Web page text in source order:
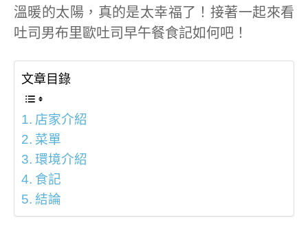
溫暖的太陽，真的是太幸福了！接著一起來看
吐司男布里歐吐司早午餐食記如何吧！
文章目錄
店家介紹
菜單
環境介紹
食記
結論